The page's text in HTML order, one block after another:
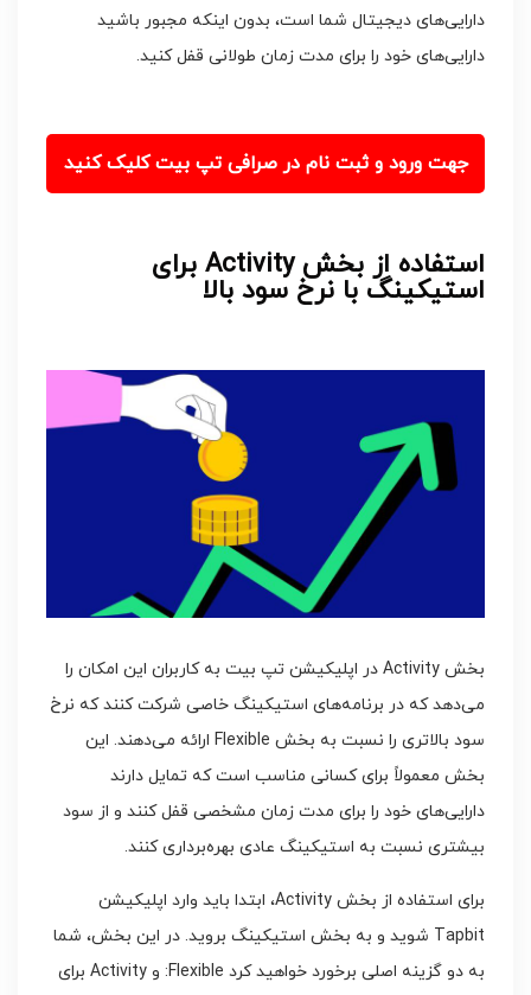
دارایی‌های دیجیتال شما است، بدون اینکه مجبور باشید
دارایی‌های خود را برای مدت زمان طولانی قفل کنید.
جهت ورود و ثبت نام در صرافی تپ بیت کلیک کنید
استفاده از بخش Activity برای
استیکینگ با نرخ سود بالا
بخش Activity در اپلیکیشن تپ بیت به کاربران این امکان را
می‌دهد که در برنامه‌های استیکینگ خاصی شرکت کنند که نرخ
سود بالاتری را نسبت به بخش Flexible ارائه می‌دهند. این
بخش معمولاً برای کسانی مناسب است که تمایل دارند
دارایی‌های خود را برای مدت زمان مشخصی قفل کنند و از سود
بیشتری نسبت به استیکینگ عادی بهره‌برداری کنند.
برای استفاده از بخش Activity، ابتدا باید وارد اپلیکیشن
Tapbit شوید و به بخش استیکینگ بروید. در این بخش، شما
به دو گزینه اصلی برخورد خواهید کرد Flexible: و Activity برای